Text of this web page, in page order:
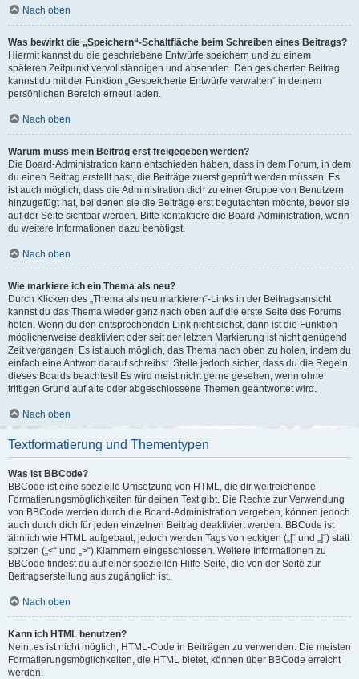
Nach oben
Was bewirkt die „Speichern“-Schaltfläche beim Schreiben eines Beitrags?
Hiermit kannst du die geschriebene Entwürfe speichern und zu einem
späteren Zeitpunkt vervollständigen und absenden. Den gesicherten Beitrag
kannst du mit der Funktion „Gespeicherte Entwürfe verwalten“ in deinem
persönlichen Bereich erneut laden.
Nach oben
Warum muss mein Beitrag erst freigegeben werden?
Die Board-Administration kann entschieden haben, dass in dem Forum, in dem
du einen Beitrag erstellt hast, die Beiträge zuerst geprüft werden müssen. Es
ist auch möglich, dass die Administration dich zu einer Gruppe von Benutzern
hinzugefügt hat, bei denen sie die Beiträge erst begutachten möchte, bevor sie
auf der Seite sichtbar werden. Bitte kontaktiere die Board-Administration, wenn
du weitere Informationen dazu benötigst.
Nach oben
Wie markiere ich ein Thema als neu?
Durch Klicken des „Thema als neu markieren“-Links in der Beitragsansicht
kannst du das Thema wieder ganz nach oben auf die erste Seite des Forums
holen. Wenn du den entsprechenden Link nicht siehst, dann ist die Funktion
möglicherweise deaktiviert oder seit der letzten Markierung ist nicht genügend
Zeit vergangen. Es ist auch möglich, das Thema nach oben zu holen, indem du
einfach eine Antwort darauf schreibst. Stelle jedoch sicher, dass du die Regeln
dieses Boards beachtest! Es wird meist nicht gerne gesehen, wenn ohne
triftigen Grund auf alte oder abgeschlossene Themen geantwortet wird.
Nach oben
Textformatierung und Thementypen
Was ist BBCode?
BBCode ist eine spezielle Umsetzung von HTML, die dir weitreichende
Formatierungsmöglichkeiten für deinen Text gibt. Die Rechte zur Verwendung
von BBCode werden durch die Board-Administration vergeben, können jedoch
auch durch dich für jeden einzelnen Beitrag deaktiviert werden. BBCode ist
ähnlich wie HTML aufgebaut, jedoch werden Tags von eckigen („[“ und „]“) statt
spitzen („<“ und „>“) Klammern eingeschlossen. Weitere Informationen zu
BBCode findest du auf einer speziellen Hilfe-Seite, die von der Seite zur
Beitragserstellung aus zugänglich ist.
Nach oben
Kann ich HTML benutzen?
Nein, es ist nicht möglich, HTML-Code in Beiträgen zu verwenden. Die meisten
Formatierungsmöglichkeiten, die HTML bietet, können über BBCode erreicht
werden.